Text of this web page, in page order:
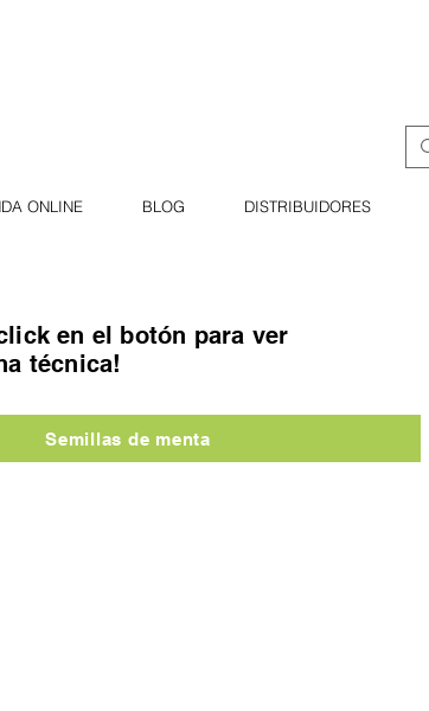
ONLINE BLOG DISTRIBUIDORES
en el botón para ver
técnica!
Semillas de menta